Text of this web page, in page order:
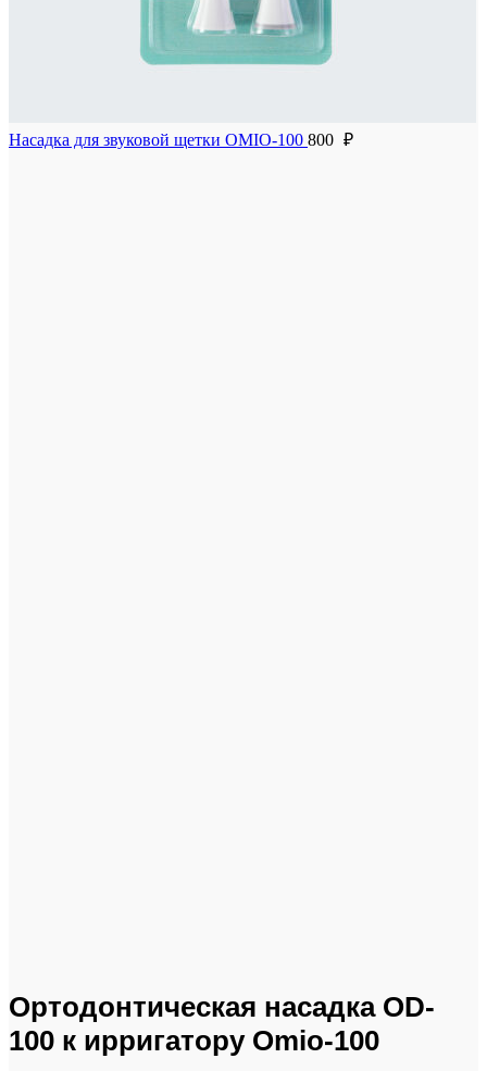
Насадка для звуковой щетки OMIO-100 800 ₽
Ортодонтическая насадка OD-
100 к ирригатору Omio-100